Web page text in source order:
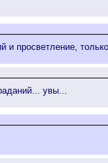
и просветление,
увы...